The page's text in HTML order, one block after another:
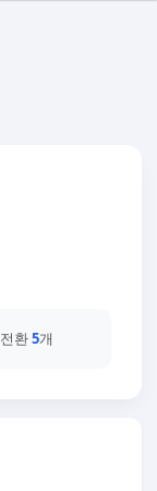
전환5개